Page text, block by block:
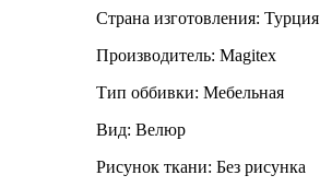
Страна изготовления: Турция
Производитель: Magitex
Тип оббивки: Мебельная
Вид: Велюр
Рисунок ткани: Без рисунка